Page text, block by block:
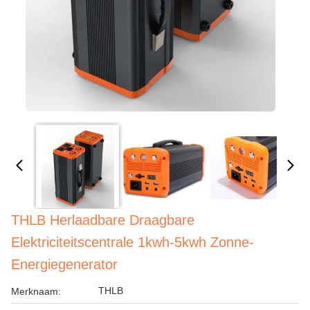
THLB Herlaadbare Draagbare
Elektriciteitscentrale 1kwh-5kwh Zonne-
Energiegenerator
Merknaam: THLB